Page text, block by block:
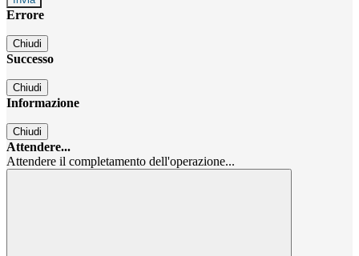
Errore
Chiudi
Successo
Chiudi
Informazione
Chiudi
Attendere...
Attendere il completamento dell'operazione...